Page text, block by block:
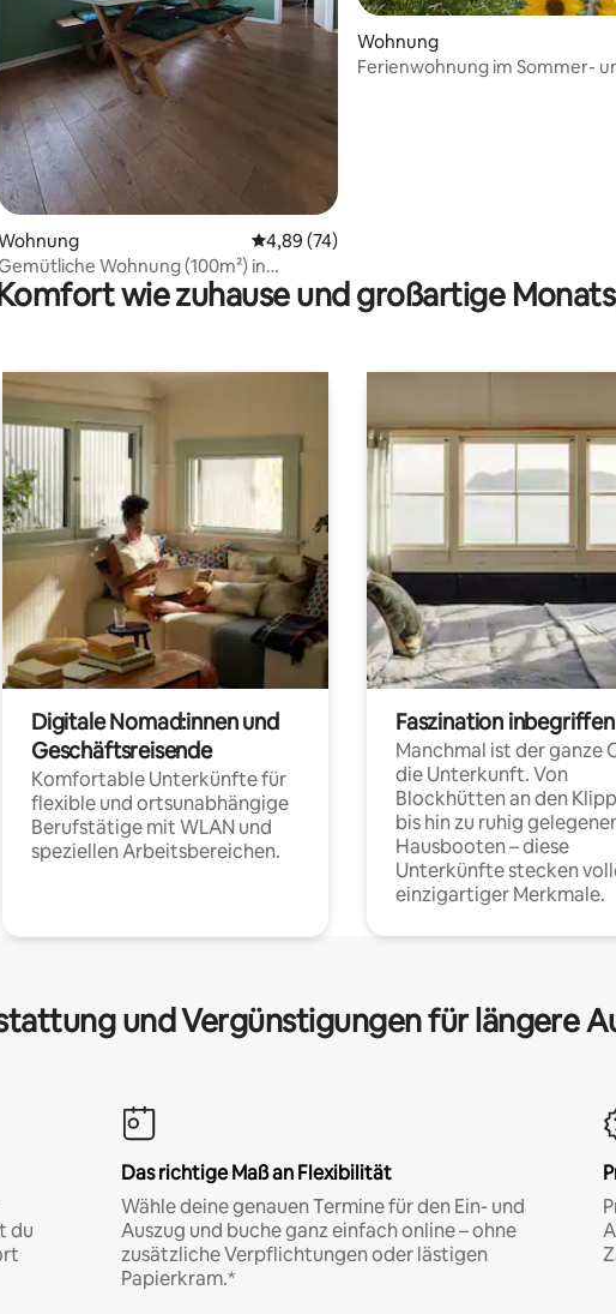
Bewertung: 5 von 5, 59 Bewertungen
Durchschnittliche Bewertung: 4,89 von 5,
4,89 (74)
Wohnung (100m²) in
Lage
Wohnung
Ferienwohnung im Sommer-
wie zuhause und großartige
Digitale Nomad:innen und
Geschäftsreisende
Komfortable Unterkünfte für
flexible und ortsunabhängige
Berufstätige mit WLAN und
speziellen Arbeitsbereichen.
Faszination inbegriffen
Manchmal ist der ganze
die Unterkunft. Von
Blockhütten an den
bis hin zu ruhig
Hausbooten – diese
Unterkünfte stecken
einzigartiger Merkmale.
und Vergünstigungen für längere
du
Das richtige Maß an Flexibilität
Wähle deine genauen Termine für den Ein- und
Auszug und buche ganz einfach online – ohne
zusätzliche Verpflichtungen oder lästigen
Papierkram.*